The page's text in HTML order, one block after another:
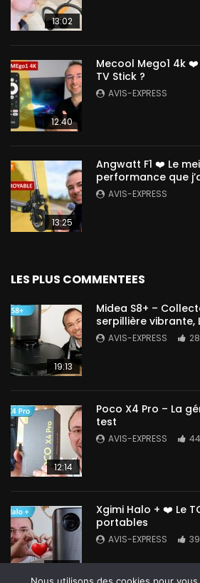
13:02
12:40
Mecool Mego1 4k
TV Stick ?
AVIS-EXPRESS
13:25
Angwatt F1 ❤️ Le
performance que
AVIS-EXPRESS
LES PLUS COMMENTEES
19:13
Midea S8+ –
serpillière vibrante,
AVIS-EXPRESS
12:14
Poco X4 Pro – La
test
AVIS-EXPRESS
Xgimi Halo + ❤️ Le
portables
AVIS-EXPRESS